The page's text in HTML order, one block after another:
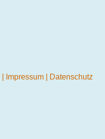
Impressum Datenschutz